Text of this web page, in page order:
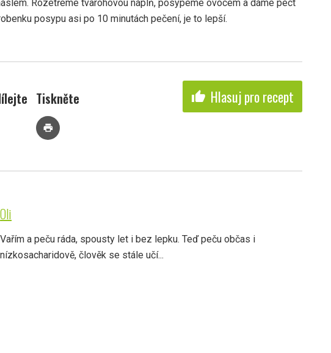
Rozetřeme tvarohovou náplň, posypeme ovocem a dáme péct
posypu asi po 10 minutách pečení, je to lepší.
Tiskněte
print
thumb_up Hlasuj pro recept
Oli
Vařím a peču ráda, spousty let i bez lepku. Teď peču občas i
nízkosacharidově, člověk se stále učí...